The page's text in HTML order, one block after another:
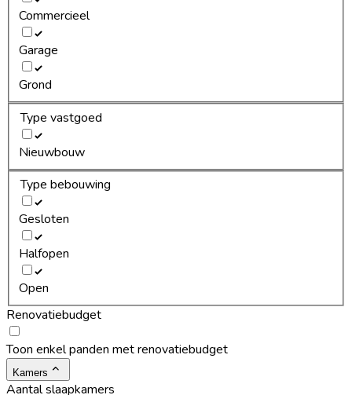
Commercieel
Garage
Grond
Type vastgoed
Nieuwbouw
Type bebouwing
Gesloten
Halfopen
Open
Renovatiebudget
Toon enkel panden met renovatiebudget
Kamers
Aantal slaapkamers